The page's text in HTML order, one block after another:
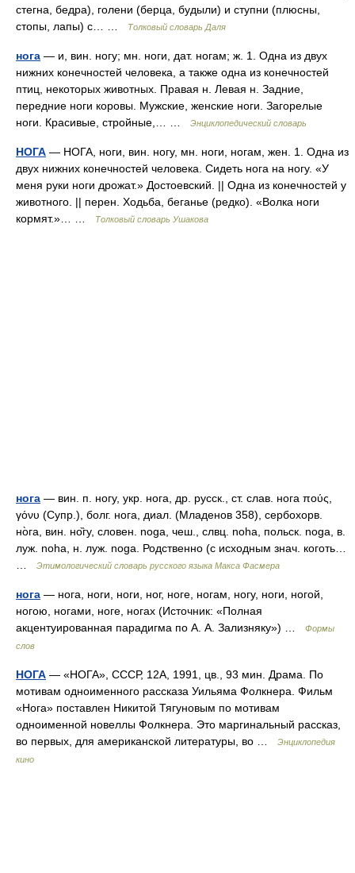
стегна, бедра), голени (берца, будыли) и ступни (плюсны,
стопы, лапы) с… …
Толковый словарь Даля
нога — и, вин. ногу; мн. ноги, дат. ногам; ж. 1. Одна из двух
нижних конечностей человека, а также одна из конечностей
птиц, некоторых животных. Правая н. Левая н. Задние,
передние ноги коровы. Мужские, женские ноги. Загорелые
ноги. Красивые, стройные,… …
Энциклопедический словарь
НОГА — НОГА, ноги, вин. ногу, мн. ноги, ногам, жен. 1. Одна из
двух нижних конечностей человека. Сидеть нога на ногу. «У
меня руки ноги дрожат.» Достоевский. || Одна из конечностей у
животного. || перен. Ходьба, беганье (редко). «Волка ноги
кормят.»… …
Толковый словарь Ушакова
нога — вин. п. ногу, укр. нога, др. русск., ст. слав. нога πούς,
γόνυ (Супр.), болг. нога, диал. (Младенов 358), сербохорв.
но̀га, вин. но̏гу, словен. noga, чеш., слвц. nоhа, польск. nоgа, в.
луж. nоhа, н. луж. nоgа. Родственно (с исходным знач. коготь…
Этимологический словарь русского языка Макса Фасмера
нога — нога, ноги, ноги, ног, ноге, ногам, ногу, ноги, ногой,
ногою, ногами, ноге, ногах (Источник: «Полная
акцентуированная парадигма по А. А. Зализняку») …
Формы
слов
НОГА — «НОГА», СССР, 12А, 1991, цв., 93 мин. Драма. По
мотивам одноименного рассказа Уильяма Фолкнера. Фильм
«Нога» поставлен Никитой Тягуновым по мотивам
одноименной новеллы Фолкнера. Это маргинальный рассказ,
во первых, для американской литературы, во …
Энциклопедия
кино